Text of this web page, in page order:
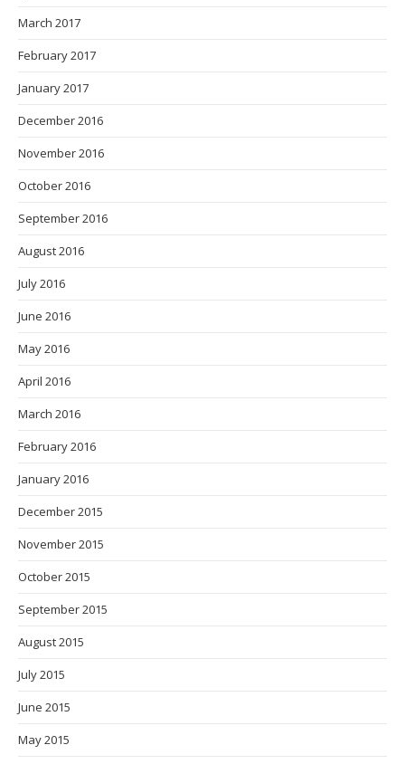
March 2017
February 2017
January 2017
December 2016
November 2016
October 2016
September 2016
August 2016
July 2016
June 2016
May 2016
April 2016
March 2016
February 2016
January 2016
December 2015
November 2015
October 2015
September 2015
August 2015
July 2015
June 2015
May 2015